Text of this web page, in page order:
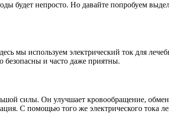
будет непросто. Но давайте попробуем
мы используем электрический ток для
безопасны и часто даже приятны.
силы. Он улучшает кровообращение,
С помощью того же электрического тока